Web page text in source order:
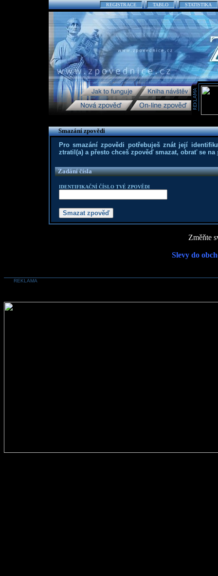
REGISTRACE TABLO STATISTIKA
Smazání zpovědi
Pro smazání zpovědi potřebuješ znát její
ztratil(a) a přesto chceš zpověď smazat, obrať se na
Zadání čísla
IDENTIFIKAČNÍ ČÍSLO TVÉ ZPOVĚDI
Změňte
Slevy do
REKLAMA